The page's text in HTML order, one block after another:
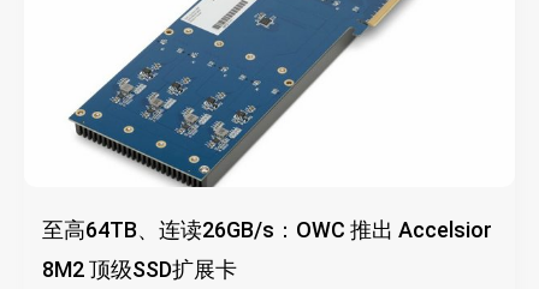
至高64TB、连读26GB/s：OWC 推出 Accelsior
8M2 顶级SSD扩展卡